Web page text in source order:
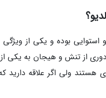
استوایی بوده و یکی از
از تنش و هیجان به یکی از
هستند ولی اگر علاقه